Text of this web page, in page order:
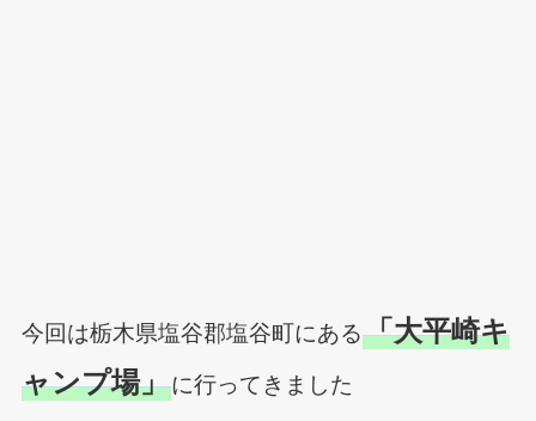
今回は栃木県塩谷郡塩谷町にある「大平崎キ
ャンプ場」に行ってきました